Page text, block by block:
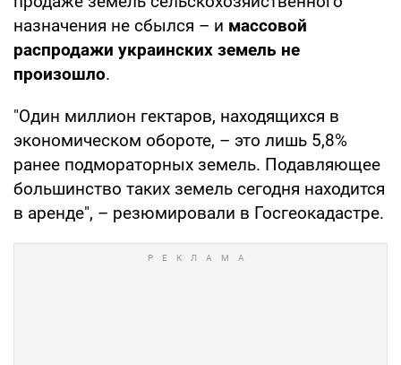
назначения не сбылся – и массовой
распродажи украинских земель не
произошло.
"Один миллион гектаров, находящихся в
экономическом обороте, – это лишь 5,8%
ранее подмораторных земель. Подавляющее
большинство таких земель сегодня находится
в аренде", – резюмировали в Госгеокадастре.